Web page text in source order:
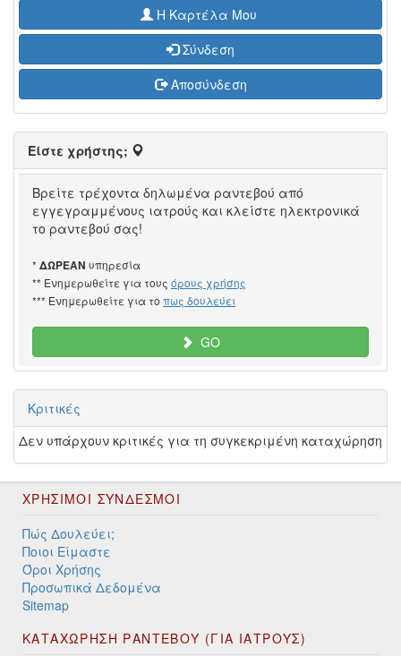
H Καρτέλα Μου
Σύνδεση
Αποσύνδεση
Είστε χρήστης;
Βρείτε τρέχοντα δηλωμένα ραντεβού από
εγγεγραμμένους ιατρούς και κλείστε ηλεκτρονικά
το ραντεβού σας!
* ΔΩΡΕΑΝ υπηρεσία
** Ενημερωθείτε για τους όρους χρήσης
*** Ενημερωθείτε για το πως δουλεύει
GO
Κριτικές
Δεν υπάρχουν κριτικές για τη συγκεκριμένη καταχώρηση
ΧΡΉΣΙΜΟΙ ΣΎΝΔΕΣΜΟΙ
Πώς Δουλεύει;
Ποιοι Είμαστε
Όροι Χρήσης
Προσωπικά Δεδομένα
Sitemap
ΚΑΤΑΧΩΡΗΣΗ ΡΑΝΤΕΒΟΥ (ΓΙΑ ΙΑΤΡΟΥΣ)